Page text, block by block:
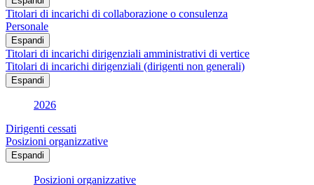
Titolari di incarichi di collaborazione o consulenza
Personale
Espandi
Titolari di incarichi dirigenziali amministrativi di vertice
Titolari di incarichi dirigenziali (dirigenti non generali)
Espandi
2026
Dirigenti cessati
Posizioni organizzative
Espandi
Posizioni organizzative